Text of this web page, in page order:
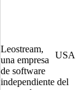
USA
Leostream,
una empresa
de software
independiente del